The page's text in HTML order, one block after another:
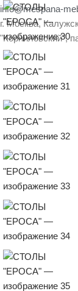
info@mespana-
г. Москва,
"Корниловский",